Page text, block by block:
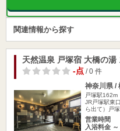
関連情報から探す
天然温泉 戸塚宿 大橋の湯
-点/ 0 件
神奈川県 /
戸塚駅162m
JR戸塚駅東
ら出て）戸
営業時間
入浴料金 ～